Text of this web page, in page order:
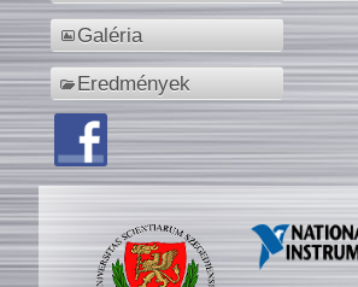
Galéria
Eredmények